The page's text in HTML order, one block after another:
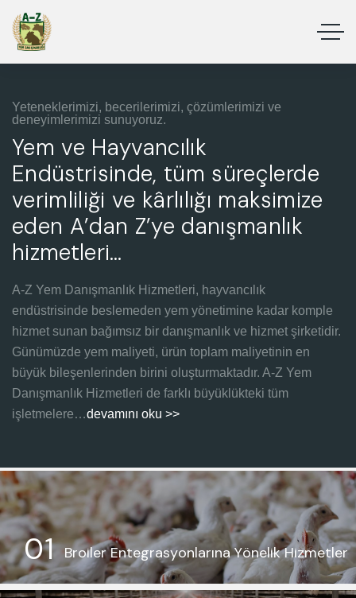
Yeteneklerimizi, becerilerimizi, çözümlerimizi ve
deneyimlerimizi sunuyoruz.
Yem ve Hayvancılık
Endüstrisinde, tüm süreçlerde
verimliliği ve kârlılığı maksimize
eden A’dan Z’ye danışmanlık
hizmetleri…
A-Z Yem Danışmanlık Hizmetleri, hayvancılık
endüstrisinde beslemeden yem yönetimine kadar komple
hizmet sunan bağımsız bir danışmanlık ve hizmet şirketidir.
Günümüzde yem maliyeti, ürün toplam maliyetinin en
büyük bileşenlerinden birini oluşturmaktadır. A-Z Yem
Danışmanlık Hizmetleri de farklı büyüklükteki tüm
işletmelere…devamını oku >>
01 Broiler Entegrasyonlarına Yönelik Hizmetler